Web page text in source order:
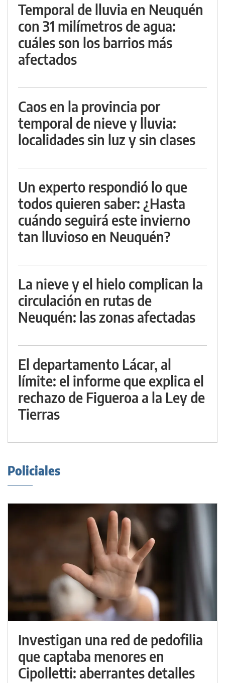
Temporal de lluvia en Neuquén
con 31 milímetros de agua:
cuáles son los barrios más
afectados
Caos en la provincia por
temporal de nieve y lluvia:
localidades sin luz y sin clases
Un experto respondió lo que
todos quieren saber: ¿Hasta
cuándo seguirá este invierno
tan lluvioso en Neuquén?
La nieve y el hielo complican la
circulación en rutas de
Neuquén: las zonas afectadas
El departamento Lácar, al
límite: el informe que explica el
rechazo de Figueroa a la Ley de
Tierras
Policiales
Investigan una red de pedofilia
que captaba menores en
Cipolletti: aberrantes detalles